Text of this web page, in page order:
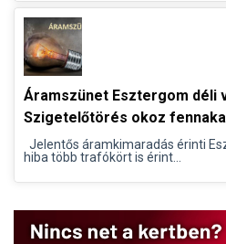
Áramszünet Esztergom déli
Szigetelőtörés okoz
Jelentős áramkimaradás érinti
hiba több trafókört is érint...